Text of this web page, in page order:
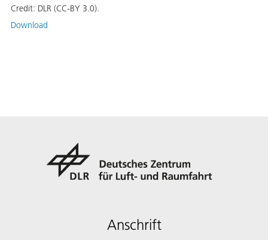
Credit: DLR (CC-BY 3.0).
Download
Anschrift